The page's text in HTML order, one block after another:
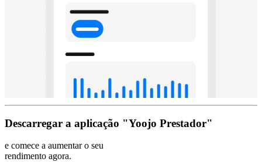
Descarregar a aplicação "Yoojo Prestador"
e comece a aumentar o seu
rendimento agora.